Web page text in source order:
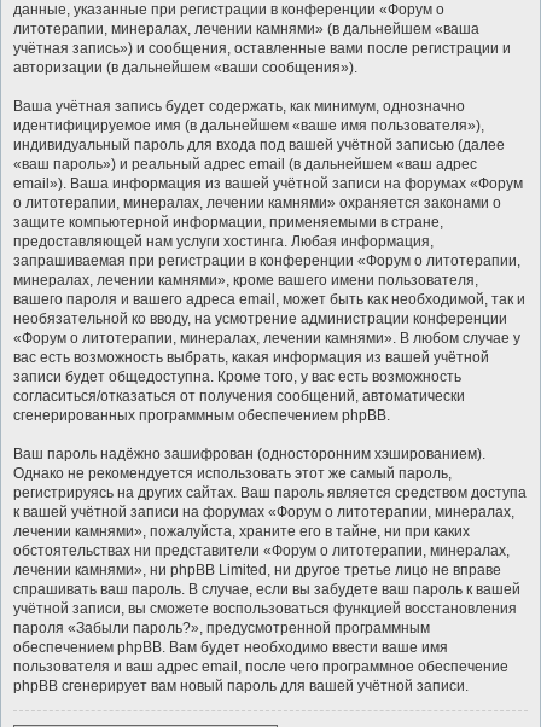
данные, указанные при регистрации в конференции «Форум о
литотерапии, минералах, лечении камнями» (в дальнейшем «ваша
учётная запись») и сообщения, оставленные вами после регистрации и
авторизации (в дальнейшем «ваши сообщения»).
Ваша учётная запись будет содержать, как минимум, однозначно
идентифицируемое имя (в дальнейшем «ваше имя пользователя»),
индивидуальный пароль для входа под вашей учётной записью (далее
«ваш пароль») и реальный адрес email (в дальнейшем «ваш адрес
email»). Ваша информация из вашей учётной записи на форумах «Форум
о литотерапии, минералах, лечении камнями» охраняется законами о
защите компьютерной информации, применяемыми в стране,
предоставляющей нам услуги хостинга. Любая информация,
запрашиваемая при регистрации в конференции «Форум о литотерапии,
минералах, лечении камнями», кроме вашего имени пользователя,
вашего пароля и вашего адреса email, может быть как необходимой, так и
необязательной ко вводу, на усмотрение администрации конференции
«Форум о литотерапии, минералах, лечении камнями». В любом случае у
вас есть возможность выбрать, какая информация из вашей учётной
записи будет общедоступна. Кроме того, у вас есть возможность
согласиться/отказаться от получения сообщений, автоматически
сгенерированных программным обеспечением phpBB.
Ваш пароль надёжно зашифрован (односторонним хэшированием).
Однако не рекомендуется использовать этот же самый пароль,
регистрируясь на других сайтах. Ваш пароль является средством доступа
к вашей учётной записи на форумах «Форум о литотерапии, минералах,
лечении камнями», пожалуйста, храните его в тайне, ни при каких
обстоятельствах ни представители «Форум о литотерапии, минералах,
лечении камнями», ни phpBB Limited, ни другое третье лицо не вправе
спрашивать ваш пароль. В случае, если вы забудете ваш пароль к вашей
учётной записи, вы сможете воспользоваться функцией восстановления
пароля «Забыли пароль?», предусмотренной программным
обеспечением phpBB. Вам будет необходимо ввести ваше имя
пользователя и ваш адрес email, после чего программное обеспечение
phpBB сгенерирует вам новый пароль для вашей учётной записи.